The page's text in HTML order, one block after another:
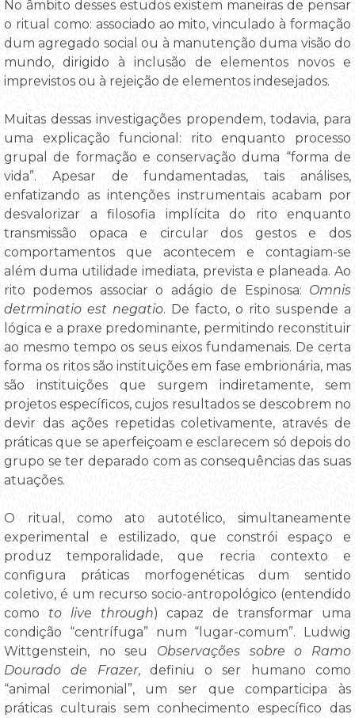
No âmbito desses estudos existem maneiras de pensar
o ritual como: associado ao mito, vinculado à formação
dum agregado social ou à manutenção duma visão do
mundo, dirigido à inclusão de elementos novos e
imprevistos ou à rejeição de elementos indesejados.
Muitas dessas investigações propendem, todavia, para
uma explicação funcional: rito enquanto processo
grupal de formação e conservação duma “forma de
vida”. Apesar de fundamentadas, tais análises,
enfatizando as intenções instrumentais acabam por
desvalorizar a filosofia implícita do rito enquanto
transmissão opaca e circular dos gestos e dos
comportamentos que acontecem e contagiam-se
além duma utilidade imediata, prevista e planeada. Ao
rito podemos associar o adágio de Espinosa: Omnis
detrminatio est negatio. De facto, o rito suspende a
lógica e a praxe predominante, permitindo reconstituir
ao mesmo tempo os seus eixos fundamenais. De certa
forma os ritos são instituições em fase embrionária, mas
são instituições que surgem indiretamente, sem
projetos específicos, cujos resultados se descobrem no
devir das ações repetidas coletivamente, através de
práticas que se aperfeiçoam e esclarecem só depois do
grupo se ter deparado com as consequências das suas
atuações.
O ritual, como ato autotélico, simultaneamente
experimental e estilizado, que constrói espaço e
produz temporalidade, que recria contexto e
configura práticas morfogenéticas dum sentido
coletivo, é um recurso socio-antropológico (entendido
como to live through) capaz de transformar uma
condição “centrífuga” num “lugar-comum”. Ludwig
Wittgenstein, no seu Observações sobre o Ramo
Dourado de Frazer, definiu o ser humano como
“animal cerimonial”, um ser que comparticipa às
práticas culturais sem conhecimento específico das